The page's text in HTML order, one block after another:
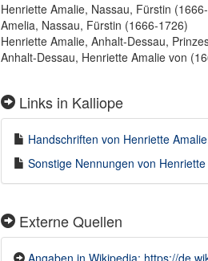
Henriette Amalie, Nassau, Fürstin
Amelia, Nassau, Fürstin (1666-1726)
Henriette Amalie, Anhalt-Dessau,
Anhalt-Dessau, Henriette Amalie von
Links in Kalliope
Handschriften von Henriette
Sonstige Nennungen von
Externe Quellen
Angaben in Wikipedia: https://